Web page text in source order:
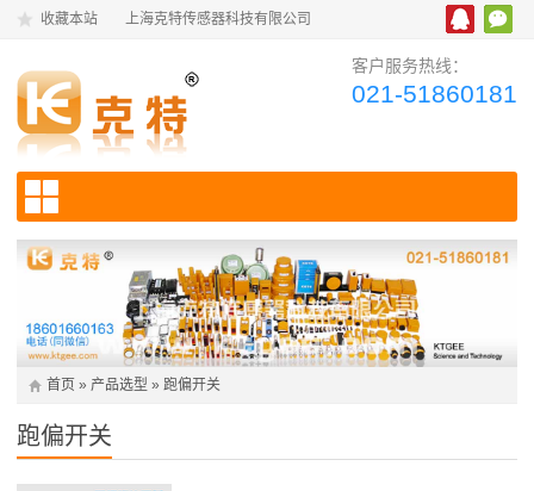
收藏本站 上海克特传感器科技有限公司
客户服务热线：
021-51860181
首页 » 产品选型 » 跑偏开关
跑偏开关